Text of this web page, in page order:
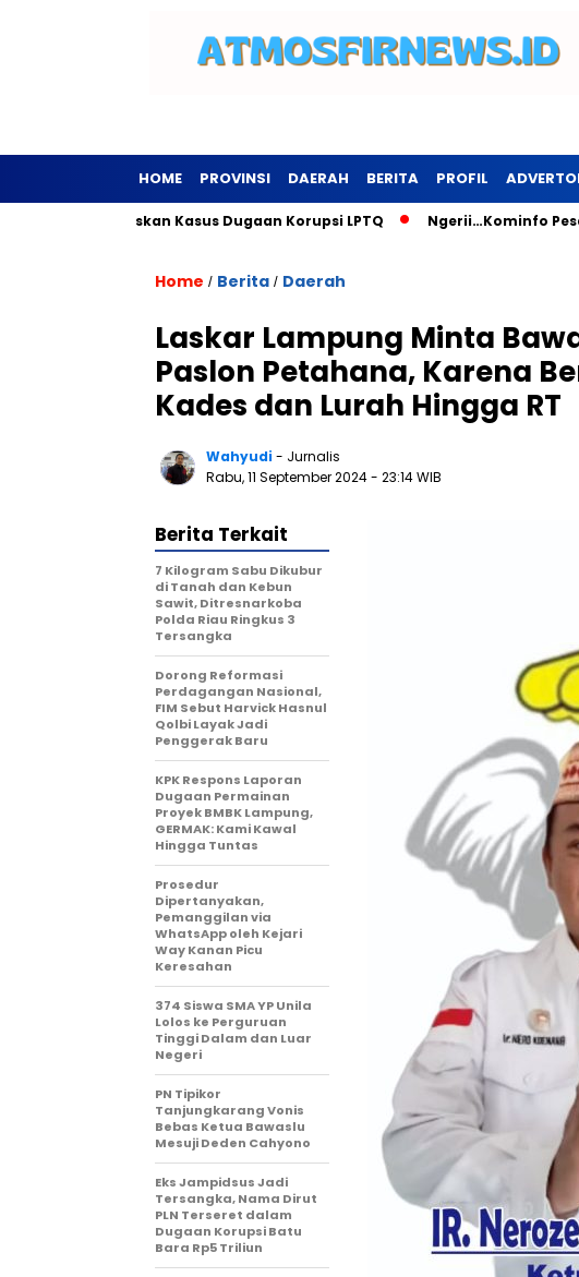
HOME PROVINSI DAERAH BERITA PROFIL
Tuntaskan Kasus Dugaan Korupsi LPTQ Ngerii…Kominfo Pesawaran
Home / Berita / Daerah
Laskar Lampung Minta
Paslon Petahana, Karena
Kades dan Lurah Hingga RT
Wahyudi- Jurnalis
Rabu, 11 September 2024- 23:14 WIB
Berita Terkait
7 Kilogram Sabu Dikubur
di Tanah dan Kebun
Sawit, Ditresnarkoba
Polda Riau Ringkus 3
Tersangka
Dorong Reformasi
Perdagangan Nasional,
FIM Sebut Harvick Hasnul
Qolbi Layak Jadi
Penggerak Baru
KPK Respons Laporan
Dugaan Permainan
Proyek BMBK Lampung,
GERMAK: Kami Kawal
Hingga Tuntas
Prosedur
Dipertanyakan,
Pemanggilan via
WhatsApp oleh Kejari
Way Kanan Picu
Keresahan
374 Siswa SMA YP Unila
Lolos ke Perguruan
Tinggi Dalam dan Luar
Negeri
PN Tipikor
Tanjungkarang Vonis
Bebas Ketua Bawaslu
Mesuji Deden Cahyono
Eks Jampidsus Jadi
Tersangka, Nama Dirut
PLN Terseret dalam
Dugaan Korupsi Batu
Bara Rp5 Triliun